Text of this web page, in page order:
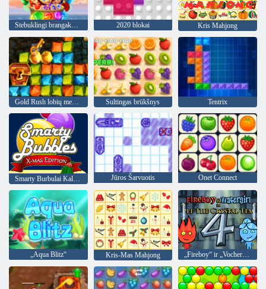
Stebuklingi brangakmeniai 2020 blokai Kris Mahjong
Gold Rush lobių medžioklė Sultingas brūkšnys Tentrix
Jūros Šarvuotis Onet Connect
„Aqua Blitz“ Kris-Mas Mahjong „Fireboy“ ir „Vochergirl 4“: „Crystal Temple“